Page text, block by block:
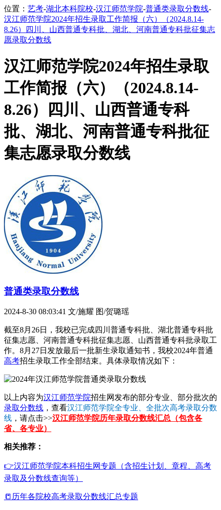
位置： 艺考-湖北本科院校-汉江师范学院-普通类录取分数线-
汉江师范学院2024年招生录取工作简报（六）（2024.8.14-
8.26）四川、山西普通专科批、湖北、河南普通专科批征集志
愿录取分数线
汉江师范学院2024年招生录取
工作简报（六）（2024.8.14-
8.26）四川、山西普通专科
批、湖北、河南普通专科批征
集志愿录取分数线
普通类录取分数线
2024-8-30 08:03:41 文/施耀 图/贺璐瑶
截至8月26日，我校已完成四川普通专科批、湖北普通专科批
征集志愿、河南普通专科批征集志愿、山西普通专科批录取工
作。8月27日发放最后一批新生录取通知书，我校2024年普通
高考招生录取工作全部结束。具体录取情况如下：
以上内容为汉江师范学院招生网发布的部分专业、部分批次的
录取分数线 ，查看汉江师范学院全专业、全批次高考录取分数
线 ，请点击>>汉江师范学院历年录取分数线汇总（包含各
省、各专业）
相关推荐：
👉汉江师范学院本科招生网专题（含招生计划、章程、高考
录取及分数线查询等）
📒历年各院校高考录取分数线汇总专题